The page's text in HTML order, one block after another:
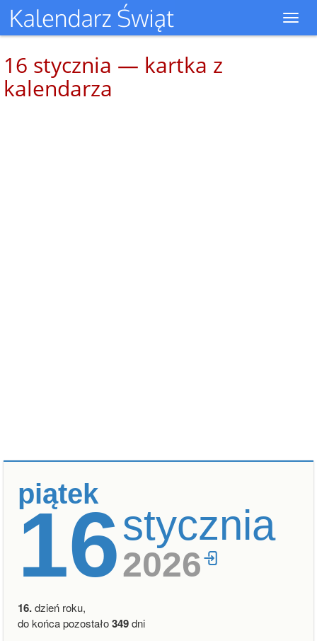
16 stycznia — kartka z
kalendarza
piątek
16stycznia
2026
16.dzień roku,
do końca pozostało349dni